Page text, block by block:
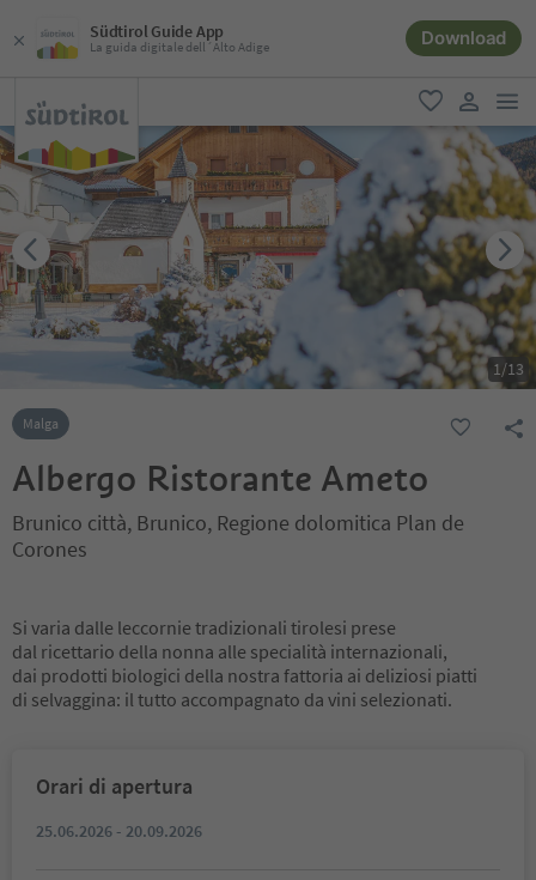
Südtirol Guide App
La guida digitale dell´Alto Adige Download
favoriti
user link
1/13
Malga
Albergo Ristorante Ameto
Brunico città, Brunico, Regione dolomitica Plan de
Corones
Si varia dalle leccornie tradizionali tirolesi prese
dal ricettario della nonna alle specialità internazionali,
dai prodotti biologici della nostra fattoria ai deliziosi piatti
di selvaggina: il tutto accompagnato da vini selezionati.
Orari di apertura
25.06.2026 - 20.09.2026